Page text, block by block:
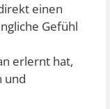
einen
Gefühl
erlernt hat,
und